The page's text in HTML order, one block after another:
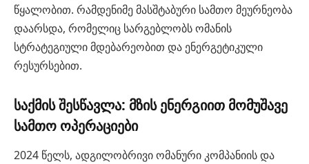
წყალობით. რამდენიმე მასშტაბური სამთო მეურნეობა
დაარსდა, რომელიც სარგებლობს ომანის
სტრატეგიული მდებარეობით და ენერგეტიკული
რესურსებით.
საქმის შესწავლა: მზის ენერგიით მომუშავე
სამთო ოპერაციები
2024 წელს, ადგილობრივი ომანური კომპანიის და